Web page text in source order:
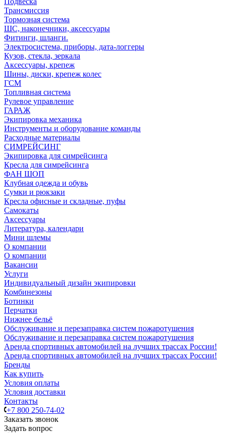
Трансмиссия
Тормозная система
ШС, наконечники, аксессуары
Фитинги, шланги.
Электросистема, приборы, дата-логгеры
Кузов, стекла, зеркала
Аксессуары, крепеж
Шины, диски, крепеж колес
ГСМ
Топливная система
Рулевое управление
ГАРАЖ
Экипировка механика
Инструменты и оборудование команды
Расходные материалы
СИМРЕЙСИНГ
Экипировка для симрейсинга
Кресла для симрейсинга
ФАН ШОП
Клубная одежда и обувь
Сумки и рюкзаки
Кресла офисные и складные, пуфы
Самокаты
Аксессуары
Литература, календари
Мини шлемы
О компании
О компании
Вакансии
Услуги
Индивидуальный дизайн экипировки
Комбинезоны
Ботинки
Перчатки
Нижнее бельё
Обслуживание и перезаправка систем пожаротушения
Обслуживание и перезаправка систем пожаротушения
Аренда спортивных автомобилей на лучших трассах России!
Аренда спортивных автомобилей на лучших трассах России!
Бренды
Как купить
Условия оплаты
Условия доставки
Контакты
+7 800 250-74-02
Заказать звонок
Задать вопрос